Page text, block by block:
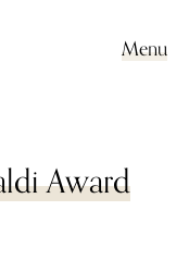
Menu
Award